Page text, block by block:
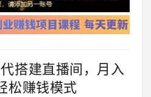
搭建直播间，月入
松赚钱模式